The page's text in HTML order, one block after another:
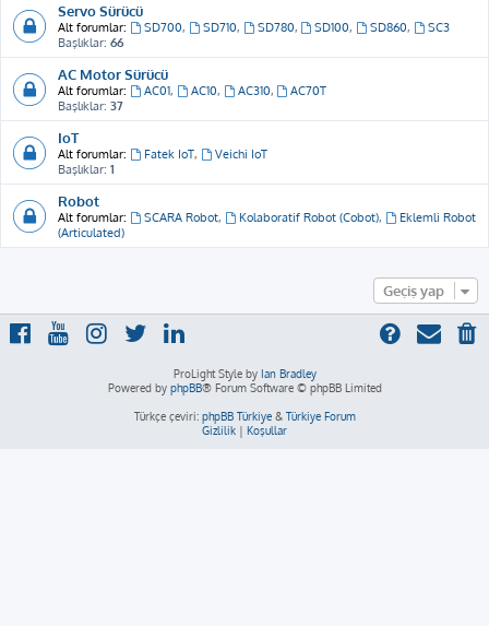
Servo Sürücü
Alt forumlar: SD700, SD710, SD780, SD100, SD860,
SC3
Başlıklar: 66
AC Motor Sürücü
Alt forumlar: AC01, AC10, AC310,
AC70T
Başlıklar: 37
IoT
Alt forumlar: Fatek IoT,
Veichi IoT
Başlıklar: 1
Robot
Alt forumlar: SCARA Robot, Kolaboratif Robot (Cobot),
Eklemli Robot
(Articulated)
Geçiş yap
ProLight Style by Ian Bradley
Powered by phpBB® Forum Software © phpBB Limited
Türkçe çeviri: phpBB Türkiye& Türkiye Forum
Gizlilik | Koşullar